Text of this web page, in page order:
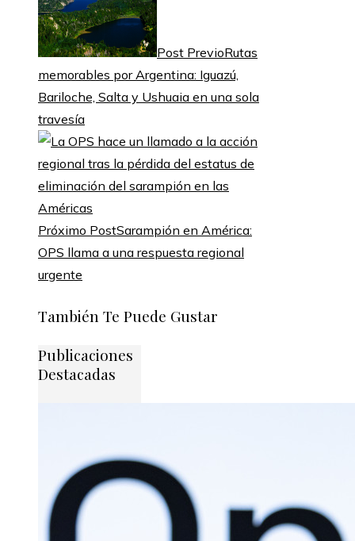
Post PrevioRutas
memorables por Argentina: Iguazú,
Bariloche, Salta y Ushuaia en una sola
travesía
Próximo PostSarampión en América:
OPS llama a una respuesta regional
urgente
También Te Puede Gustar
Publicaciones
Destacadas